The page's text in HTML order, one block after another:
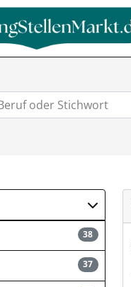
38
37